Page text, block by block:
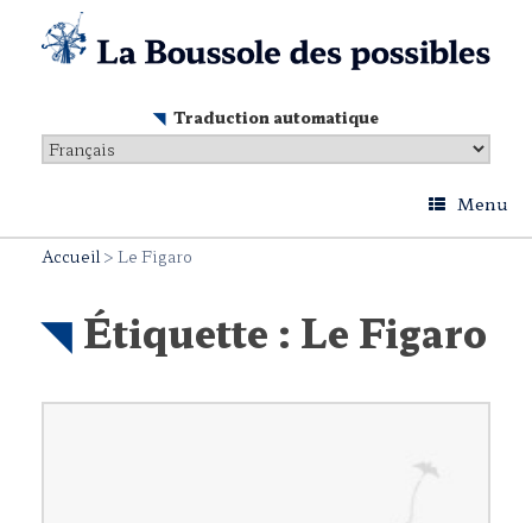
content
Traduction automatique
Menu
Accueil> Le Figaro
Étiquette : Le Figaro